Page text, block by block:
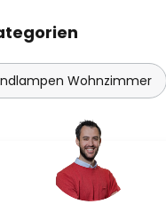
Wohnzimmer